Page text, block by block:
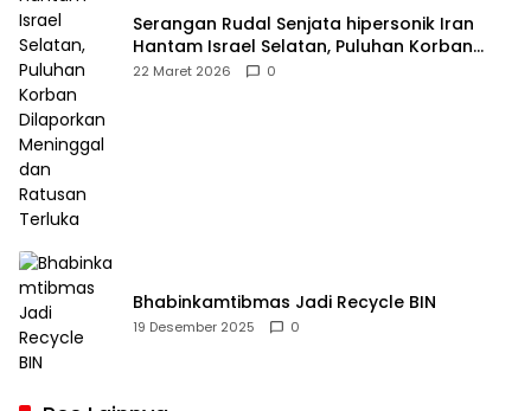
Serangan Rudal Senjata hipersonik Iran
Hantam Israel Selatan, Puluhan Korban
Dilaporkan Meninggal dan Ratusan Terluka
22 Maret 2026 0
Bhabinkamtibmas Jadi Recycle BIN
19 Desember 2025 0